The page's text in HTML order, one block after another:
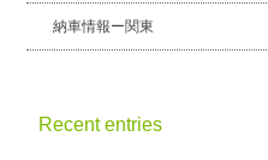
納車情報ー関東
Recent entries